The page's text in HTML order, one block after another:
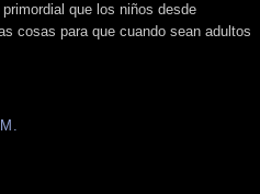
que los niños desde
cosas para que cuando sean adultos